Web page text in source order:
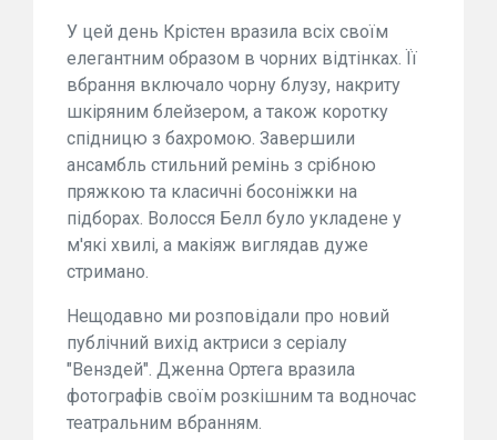
У цей день Крістен вразила всіх своїм
елегантним образом в чорних відтінках. Її
вбрання включало чорну блузу, накриту
шкіряним блейзером, а також коротку
спідницю з бахромою. Завершили
ансамбль стильний ремінь з срібною
пряжкою та класичні босоніжки на
підборах. Волосся Белл було укладене у
м'які хвилі, а макіяж виглядав дуже
стримано.
Нещодавно ми розповідали про новий
публічний вихід актриси з серіалу
"Венздей". Дженна Ортега вразила
фотографів своїм розкішним та водночас
театральним вбранням.